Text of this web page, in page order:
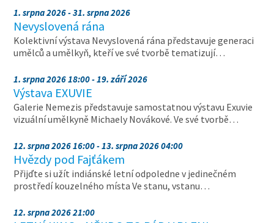
1. srpna 2026 - 31. srpna 2026
Nevyslovená rána
Kolektivní výstava Nevyslovená rána představuje generaci
umělců a umělkyň, kteří ve své tvorbě tematizují…
1. srpna 2026 18:00 - 19. září 2026
Výstava EXUVIE
Galerie Nemezis představuje samostatnou výstavu Exuvie
vizuální umělkyně Michaely Novákové. Ve své tvorbě…
12. srpna 2026 16:00 - 13. srpna 2026 04:00
Hvězdy pod Fajťákem
Přijďte si užít indiánské letní odpoledne v jedinečném
prostředí kouzelného místa Ve stanu, vstanu…
12. srpna 2026 21:00